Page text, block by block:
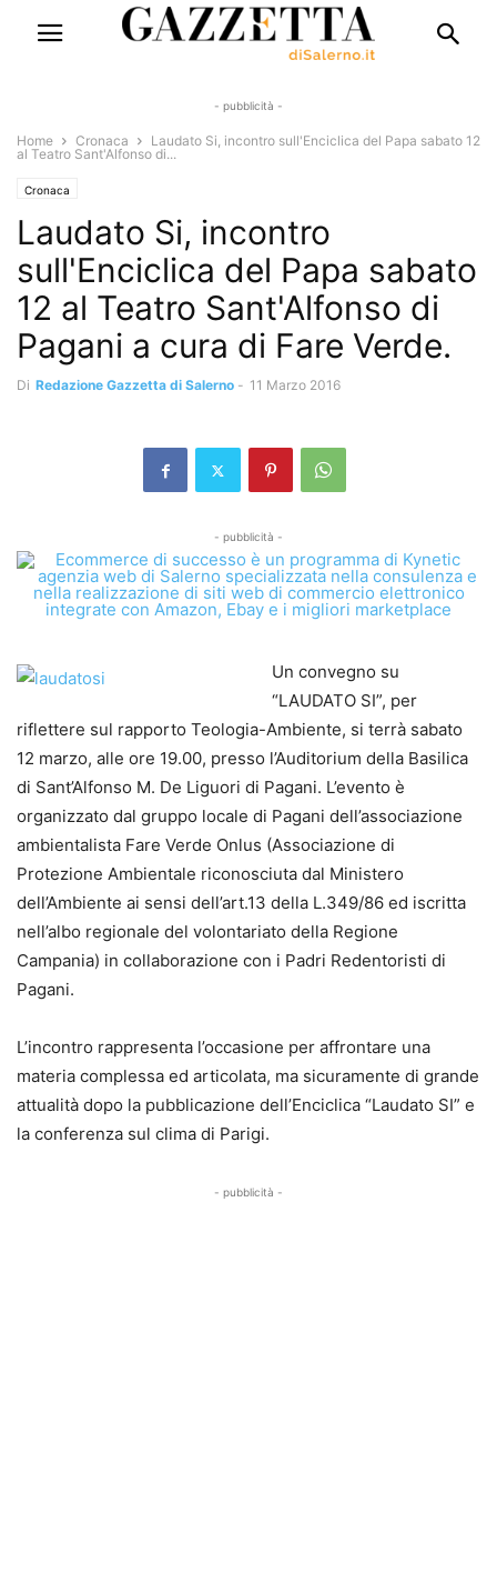
- pubblicità -
Home Cronaca
Laudato Si, incontro sull'Enciclica del Papa sabato 12
al Teatro Sant'Alfonso di...
Cronaca
Laudato Si, incontro
sull'Enciclica del Papa sabato
12 al Teatro Sant'Alfonso di
Pagani a cura di Fare Verde.
Di Redazione Gazzetta di Salerno - 11 Marzo 2016
- pubblicità -
Un convegno su
“LAUDATO SI”, per
riflettere sul rapporto Teologia-Ambiente, si terrà sabato
12 marzo, alle ore 19.00, presso l’Auditorium della Basilica
di Sant’Alfonso M. De Liguori di Pagani. L’evento è
organizzato dal gruppo locale di Pagani dell’associazione
ambientalista Fare Verde Onlus (Associazione di
Protezione Ambientale riconosciuta dal Ministero
dell’Ambiente ai sensi dell’art.13 della L.349/86 ed iscritta
nell’albo regionale del volontariato della Regione
Campania) in collaborazione con i Padri Redentoristi di
Pagani.
L’incontro rappresenta l’occasione per affrontare una
materia complessa ed articolata, ma sicuramente di grande
attualità dopo la pubblicazione dell’Enciclica “Laudato SI” e
la conferenza sul clima di Parigi.
- pubblicità -